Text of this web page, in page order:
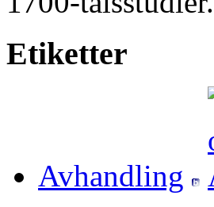
Etiketter
Avhandling